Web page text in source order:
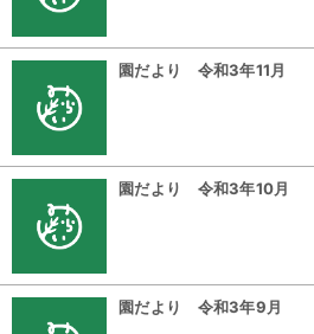
園だより 令和3年11月
園だより 令和3年10月
園だより 令和3年9月